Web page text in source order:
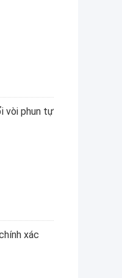
vòi phun tự
xác